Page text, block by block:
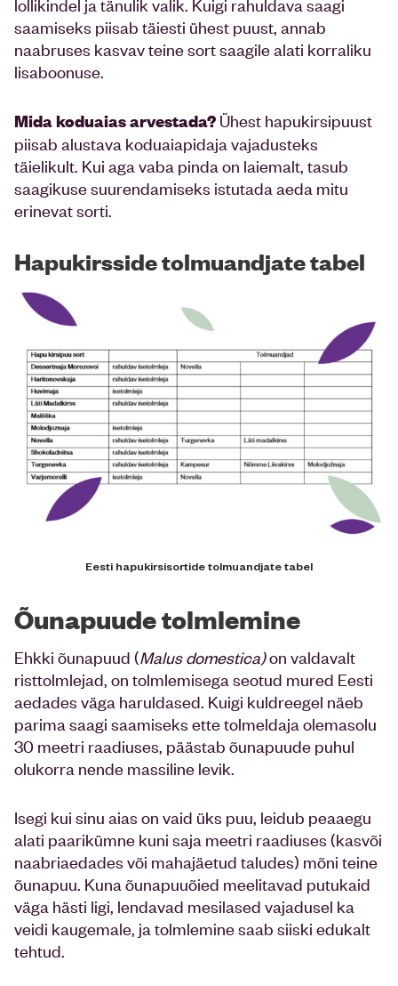
saamiseks piisab täiesti ühest puust, annab
naabruses kasvav teine sort saagile alati korraliku
lisaboonuse.
Mida koduaias arvestada? Ühest hapukirsipuust
piisab alustava koduaiapidaja vajadusteks
täielikult. Kui aga vaba pinda on laiemalt, tasub
saagikuse suurendamiseks istutada aeda mitu
erinevat sorti.
Hapukirsside tolmuandjate tabel
Eesti hapukirsisortide tolmuandjate tabel
Õunapuude tolmlemine
Ehkki õunapuud (Malus domestica)on valdavalt
risttolmlejad, on tolmlemisega seotud mured Eesti
aedades väga haruldased. Kuigi kuldreegel näeb
parima saagi saamiseks ette tolmeldaja olemasolu
30 meetri raadiuses, päästab õunapuude puhul
olukorra nende massiline levik.
Isegi kui sinu aias on vaid üks puu, leidub peaaegu
alati paarikümne kuni saja meetri raadiuses (kasvõi
naabriaedades või mahajäetud taludes) mõni teine
õunapuu. Kuna õunapuuõied meelitavad putukaid
väga hästi ligi, lendavad mesilased vajadusel ka
veidi kaugemale, ja tolmlemine saab siiski edukalt
tehtud.